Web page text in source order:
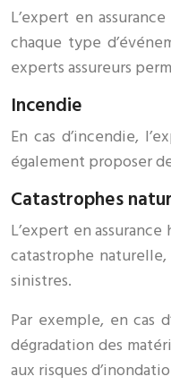
L’expert en
chaque type
experts assureurs
Incendie
En cas d’incendie,
également proposer
Catastrophes
L’expert en
catastrophe
sinistres.
Par exemple, en cas
dégradation des
aux risques